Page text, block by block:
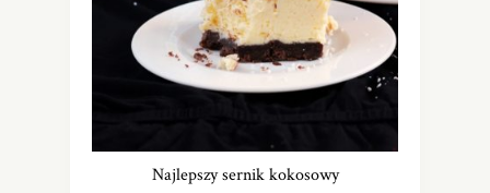
Najlepszy sernik kokosowy